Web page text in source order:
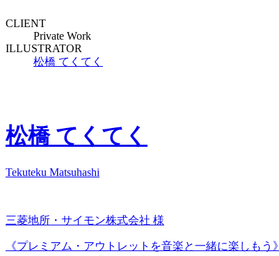
CLIENT
Private Work
ILLUSTRATOR
松橋 てくてく
松橋 てくてく
Tekuteku Matsuhashi
三菱地所・サイモン株式会社 様
《プレミアム・アウトレットを音楽と一緒に楽しもう》